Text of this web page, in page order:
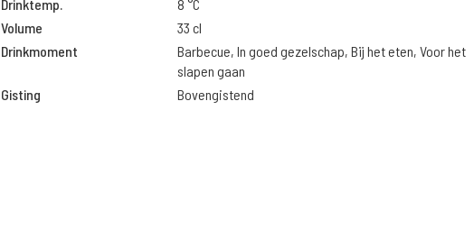
Drinktemp.
8 °C
Volume
33 cl
Drinkmoment
Barbecue, In goed gezelschap, Bij het eten, Voor het
slapen gaan
Gisting
Bovengistend